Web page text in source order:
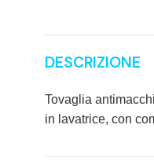
DESCRIZIONE
Tovaglia
in lavatrice, con